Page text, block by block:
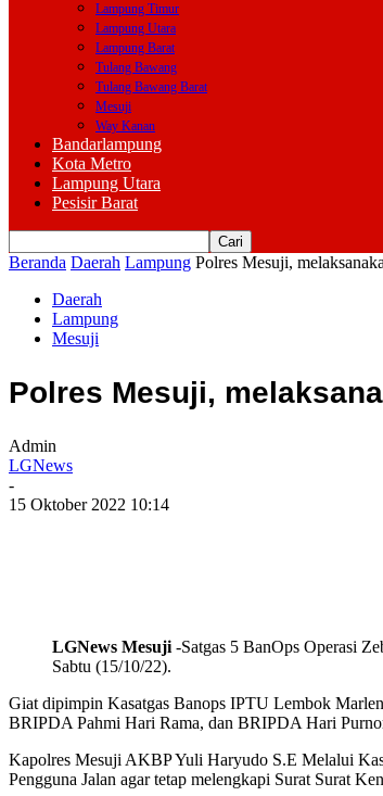
Lampung Timur
Lampung Utara
Lampung Barat
Tulang Bawang
Tulang Bawang Barat
Mesuji
Way Kanan
Bandarlampung
Kota Metro
Lampung Utara
Pesisir Barat
Beranda Daerah Lampung Polres Mesuji,
Daerah
Lampung
Mesuji
Polres Mesuji,
Admin
LGNews
-
15 Oktober 2022 10:14
LGNews Mesuji-Satgas 5 BanOps Operasi
Sabtu (15/10/22).
Giat dipimpin Kasatgas Banops IPTU Lembok
BRIPDA Pahmi Hari Rama, dan BRIPDA Hari
Kapolres Mesuji AKBP Yuli Haryudo S.E Melalui
Pengguna Jalan agar tetap melengkapi Surat Surat